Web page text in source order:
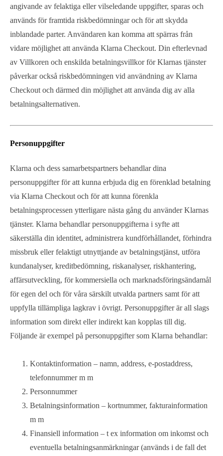
angivande av felaktiga eller vilseledande uppgifter, sparas och
används för framtida riskbedömningar och för att skydda
inblandade parter. Användaren kan komma att spärras från
vidare möjlighet att använda Klarna Checkout. Din efterlevnad
av Villkoren och enskilda betalningsvillkor för Klarnas tjänster
påverkar också riskbedömningen vid användning av Klarna
Checkout och därmed din möjlighet att använda dig av alla
betalningsalternativen.
Personuppgifter
Klarna och dess samarbetspartners behandlar dina
personuppgifter för att kunna erbjuda dig en förenklad betalning
via Klarna Checkout och för att kunna förenkla
betalningsprocessen ytterligare nästa gång du använder Klarnas
tjänster. Klarna behandlar personuppgifterna i syfte att
säkerställa din identitet, administrera kundförhållandet, förhindra
missbruk eller felaktigt utnyttjande av betalningstjänst, utföra
kundanalyser, kreditbedömning, riskanalyser, riskhantering,
affärsutveckling, för kommersiella och marknadsföringsändamål
för egen del och för våra särskilt utvalda partners samt för att
uppfylla tillämpliga lagkrav i övrigt. Personuppgifter är all slags
information som direkt eller indirekt kan kopplas till dig.
Följande är exempel på personuppgifter som Klarna behandlar:
Kontaktinformation – namn, address, e-postaddress,
telefonnummer m m
Personnummer
Betalningsinformation – kortnummer, fakturainformation
m m
Finansiell information – t ex information om inkomst och
eventuella betalningsanmärkningar (används i de fall det